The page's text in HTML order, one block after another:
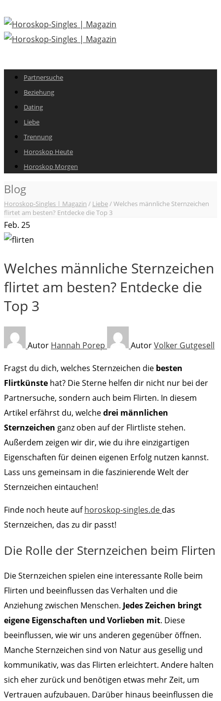
Partnersuche
Beziehung
Dating
Liebe
Trennung
Horoskop Heute
Horoskop Morgen
Blog
Horoskop-Singles | Magazin / Liebe/Welches männliche Sternzeichen
flirtet am besten? Entdecke die Top 3
Feb. 25
Welches männliche Sternzeichen
flirtet am besten? Entdecke die
Top 3
Autor Hannah Porep AutorVolker Gutgesell
Fragst du dich, welches Sternzeichen die besten
Flirtkünste hat? Die Sterne helfen dir nicht nur bei der
Partnersuche, sondern auch beim Flirten. In diesem
Artikel erfährst du, welchedrei männlichen
Sternzeichen ganz oben auf der Flirtliste stehen.
Außerdem zeigen wir dir, wie du ihre einzigartigen
Eigenschaften für deinen eigenen Erfolg nutzen kannst.
Lass uns gemeinsam in die faszinierende Welt der
Sternzeichen eintauchen!
Finde noch heute aufhoroskop-singles.de das
Sternzeichen, das zu dir passt!
Die Rolle der Sternzeichen beim Flirten
Die Sternzeichen spielen eine interessante Rolle beim
Flirten und beeinflussen das Verhalten und die
Anziehung zwischen Menschen. Jedes Zeichen bringt
eigene Eigenschaften und Vorlieben mit. Diese
beeinflussen, wie wir uns anderen gegenüber öffnen.
Manche Sternzeichen sind von Natur aus gesellig und
kommunikativ, was das Flirten erleichtert. Andere halten
sich eher zurück und benötigen etwas mehr Zeit, um
Vertrauen aufzubauen. Darüber hinaus beeinflussen die